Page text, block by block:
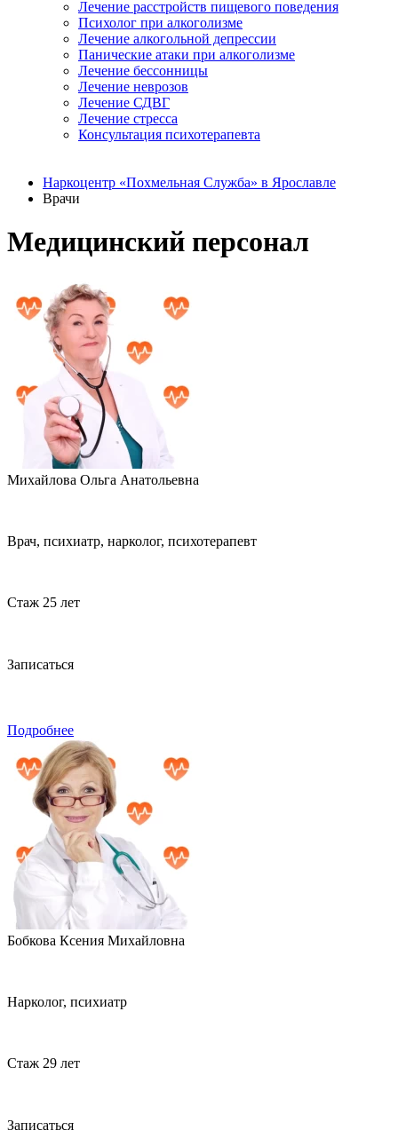
Лечение расстройств пищевого поведения
Психолог при алкоголизме
Лечение алкогольной депрессии
Панические атаки при алкоголизме
Лечение бессонницы
Лечение неврозов
Лечение СДВГ
Лечение стресса
Консультация психотерапевта
Наркоцентр «Похмельная Служба» в Ярославле
Врачи
Медицинский персонал
Михайлова Ольга Анатольевна
Врач, психиатр, нарколог, психотерапевт
Стаж 25 лет
Записаться
Подробнее
Бобкова Ксения Михайловна
Нарколог, психиатр
Стаж 29 лет
Записаться